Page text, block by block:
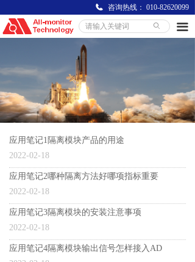
ꄙ 끀
咨询热线： 010-82620099
应用笔记1隔离模块产品的用途
2022-02-18
应用笔记2哪种隔离方法好哪项指标重要
2022-02-18
应用笔记3隔离模块的安装注意事项
2022-02-18
应用笔记4隔离模块输出信号怎样接入AD